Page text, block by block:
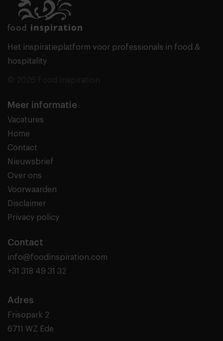
Het inspiratieplatform voor professionals in food &
hospitality
Meer informatie
Vacatures
Home
Contact
Nieuwsbrief
Over ons
Voorwaarden
Disclaimer
Privacy policy
Contact
info@foodinspiration.com
+31 318 49 31 32
Adres
Frisopark 2
6711 WZ Ede